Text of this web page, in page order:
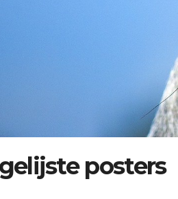
posters